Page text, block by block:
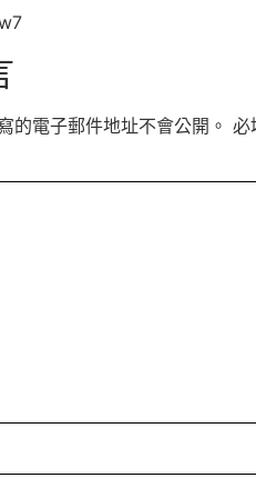
的電子郵件地址不會公開。 必